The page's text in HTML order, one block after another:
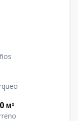
M²